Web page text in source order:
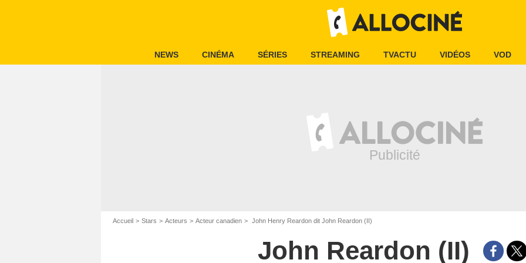
NEWS CINÉMA SÉRIES STREAMING TVACTU VIDÉOS VOD
Accueil Stars Acteurs Acteur canadien John Henry Reardon dit John Reardon (II)
John Reardon (II)